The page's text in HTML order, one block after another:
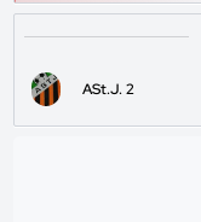
ASt.J. 2